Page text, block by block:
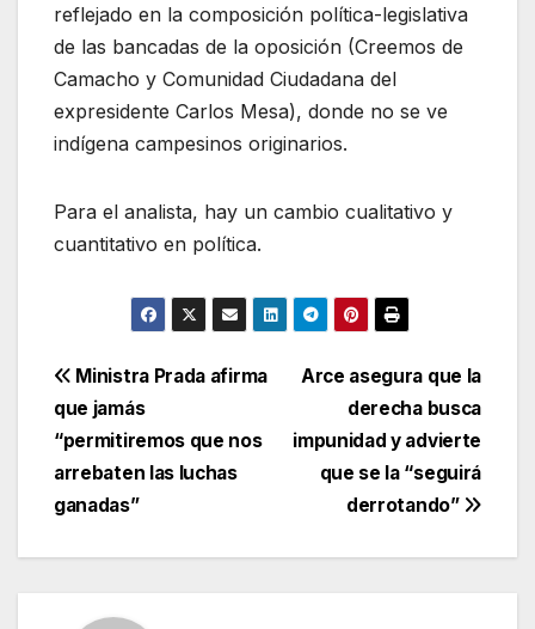
reflejado en la composición política-legislativa
de las bancadas de la oposición (Creemos de
Camacho y Comunidad Ciudadana del
expresidente Carlos Mesa), donde no se ve
indígena campesinos originarios.
Para el analista, hay un cambio cualitativo y
cuantitativo en política.
Navegación
de
entradas
Arce asegura que la
derecha busca
impunidad y advierte
que se la “seguirá
derrotando”
Ministra Prada afirma
que jamás
“permitiremos que nos
arrebaten las luchas
ganadas”